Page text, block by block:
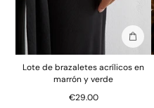
Lote de brazaletes acrílicos en
marrón y verde
€29.00